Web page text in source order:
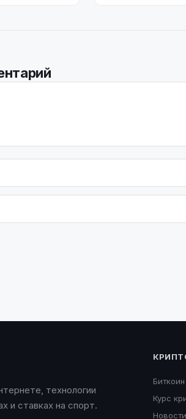
технологии
и ставках на спорт.
Биткоин
Курс
Новости